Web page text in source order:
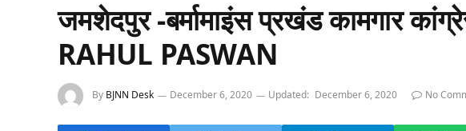
जमशेदपुर -बर्मामाइंस प्रखंड कामगार
RAHUL PASWAN
By BJNN Desk December 6, 2020 Updated: December 6, 2020 No